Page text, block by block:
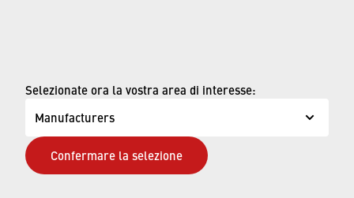
Selezionate ora la vostra area di interesse:
Manufacturers
Confermare la selezione
Condizioni d'uso
D.Lgs.231/Neoperl Italia